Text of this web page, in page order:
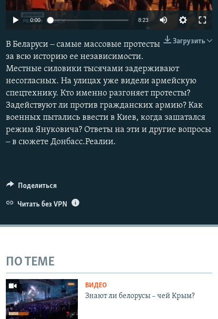
ПОБЕДИТЕЛЕЙ НЕ СУДЯТ?
ELIFBE
УКРАИНСКАЯ ПРОБЛЕМА КРЫМА
ПРИСОЕДИНЯЙТЕСЬ!
360p
0:00 8:23
240p
480p
1080p
Загрузить
В Беларуси ‒ самые массовые протесты
за всю историю ее независимости.
Местные силовики тысячами задерживают
несогласных. На улицах уже видели армейскую
спецтехнику. Кто именно разгоняет протесты?
Задействуют ли против гражданских армию? Как
военных пытались ввести в Киев, когда зашатался
режим Януковича? Ответы на эти и другие вопросы
‒ в сюжете Донбасс.Реалии.
Поделиться
Читать без VPN
ПО ТЕМЕ
ВИДЕО
Знают ли белорусы – чей Крым?